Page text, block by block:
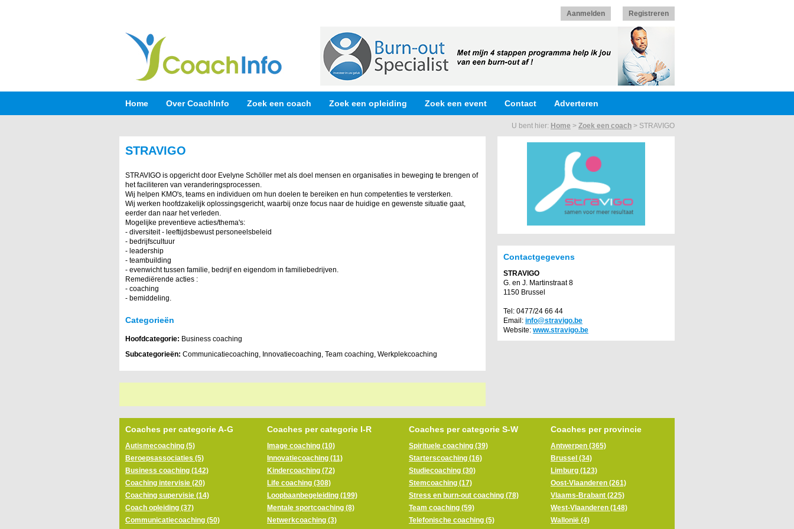
Aanmelden Registreren
Home Over CoachInfo Zoek een coach Zoek een opleiding Zoek een event Contact Adverteren
U bent hier: Home > Zoek een coach > STRAVIGO
STRAVIGO
STRAVIGO is opgericht door Evelyne Schöller met als doel mensen en organisaties in beweging te brengen of
het faciliteren van veranderingsprocessen.
Wij helpen KMO's, teams en individuen om hun doelen te bereiken en hun competenties te versterken.
Wij werken hoofdzakelijk oplossingsgericht, waarbij onze focus naar de huidige en gewenste situatie gaat,
eerder dan naar het verleden.
Mogelijke preventieve acties/thema's:
- diversiteit - leeftijdsbewust personeelsbeleid
- bedrijfscultuur
- leadership
- teambuilding
- evenwicht tussen familie, bedrijf en eigendom in familiebedrijven.
Remediërende acties :
- coaching
- bemiddeling.
Categorieën
Hoofdcategorie: Business coaching
Subcategorieën: Communicatiecoaching, Innovatiecoaching, Team coaching, Werkplekcoaching
Contactgegevens
STRAVIGO
G. en J. Martinstraat 8
1150 Brussel
Tel: 0477/24 66 44
Email: info@stravigo.be
Website: www.stravigo.be
Coaches per categorie A-G
Autismecoaching (5)
Beroepsassociaties (5)
Business coaching (142)
Coaching intervisie (20)
Coaching supervisie (14)
Coach opleiding (37)
Communicatiecoaching (50)
Coaches per categorie I-R
Image coaching (10)
Innovatiecoaching (11)
Kindercoaching (72)
Life coaching (308)
Loopbaanbegeleiding (199)
Mentale sportcoaching (8)
Netwerkcoaching (3)
Coaches per categorie S-W
Spirituele coaching (39)
Starterscoaching (16)
Studiecoaching (30)
Stemcoaching (17)
Stress en burn-out coaching (78)
Team coaching (59)
Telefonische coaching (5)
Coaches per provincie
Antwerpen (365)
Brussel (34)
Limburg (123)
Oost-Vlaanderen (261)
Vlaams-Brabant (225)
West-Vlaanderen (148)
Wallonië (4)